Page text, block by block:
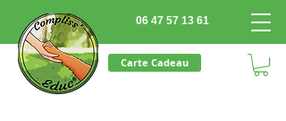
06 47 57 13 61
Carte Cadeau